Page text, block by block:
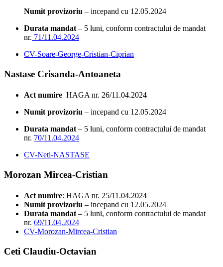
Numit provizoriu – incepand cu 12.05.2024
Durata mandat – 5 luni, conform contractului de mandat
nr. 71/11.04.2024
CV-Soare-George-Cristian-Ciprian
Nastase Crisanda-Antoaneta
Act numire HAGA nr. 26/11.04.2024
Numit provizoriu – incepand cu 12.05.2024
Durata mandat – 5 luni, conform contractului de mandat
nr. 70/11.04.2024
CV-Neti-NASTASE
Morozan Mircea-Cristian
Act numire: HAGA nr. 25/11.04.2024
Numit provizoriu – incepand cu 12.05.2024
Durata mandat – 5 luni, conform contractului de mandat
nr. 69/11.04.2024
CV-Morozan-Mircea-Cristian
Ceti Claudiu-Octavian